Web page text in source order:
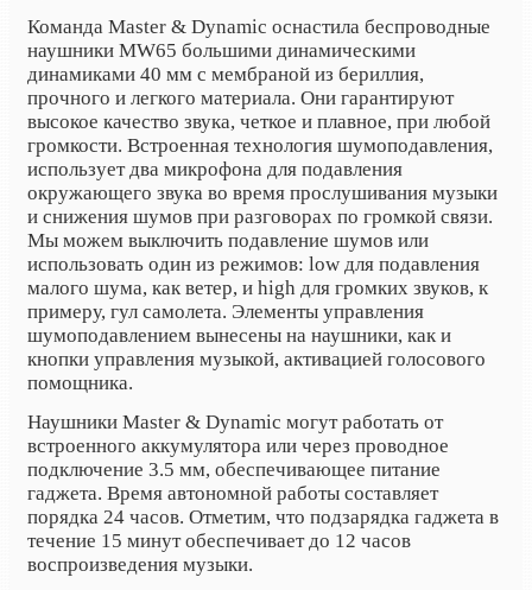
Команда Master & Dynamic оснастила беспроводные
наушники MW65 большими динамическими
динамиками 40 мм с мембраной из бериллия,
прочного и легкого материала. Они гарантируют
высокое качество звука, четкое и плавное, при любой
громкости. Встроенная технология шумоподавления,
использует два микрофона для подавления
окружающего звука во время прослушивания музыки
и снижения шумов при разговорах по громкой связи.
Мы можем выключить подавление шумов или
использовать один из режимов: low для подавления
малого шума, как ветер, и high для громких звуков, к
примеру, гул самолета. Элементы управления
шумоподавлением вынесены на наушники, как и
кнопки управления музыкой, активацией голосового
помощника.
Наушники Master & Dynamic могут работать от
встроенного аккумулятора или через проводное
подключение 3.5 мм, обеспечивающее питание
гаджета. Время автономной работы составляет
порядка 24 часов. Отметим, что подзарядка гаджета в
течение 15 минут обеспечивает до 12 часов
воспроизведения музыки.